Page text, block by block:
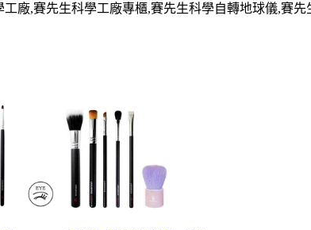
工廠,賽先生科學工廠專櫃,賽先生科學自轉地球儀,賽先